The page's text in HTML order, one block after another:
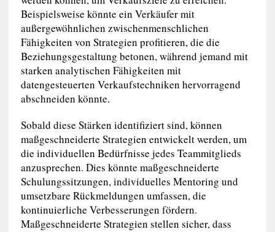
Beispielsweise könnte ein Verkäufer mit
außergewöhnlichen zwischenmenschlichen
Fähigkeiten von Strategien profitieren, die die
Beziehungsgestaltung betonen, während jemand mit
starken analytischen Fähigkeiten mit
datengesteuerten Verkaufstechniken hervorragend
abschneiden könnte.
Sobald diese Stärken identifiziert sind, können
maßgeschneiderte Strategien entwickelt werden, um
die individuellen Bedürfnisse jedes Teammitglieds
anzusprechen. Dies könnte maßgeschneiderte
Schulungssitzungen, individuelles Mentoring und
umsetzbare Rückmeldungen umfassen, die
kontinuierliche Verbesserungen fördern.
Maßgeschneiderte Strategien stellen sicher, dass